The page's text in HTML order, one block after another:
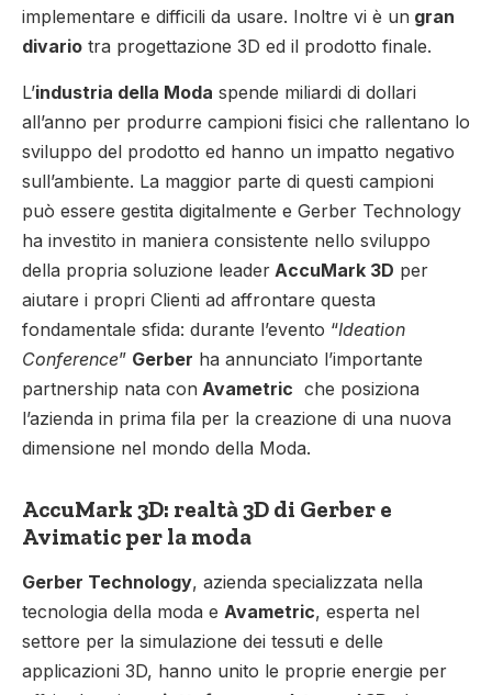
implementare e difficili da usare. Inoltre vi è un gran
divario tra progettazione 3D ed il prodotto finale.
L’industria della Moda spende miliardi di dollari
all’anno per produrre campioni fisici che rallentano lo
sviluppo del prodotto ed hanno un impatto negativo
sull’ambiente. La maggior parte di questi campioni
può essere gestita digitalmente e Gerber Technology
ha investito in maniera consistente nello sviluppo
della propria soluzione leader AccuMark 3D per
aiutare i propri Clienti ad affrontare questa
fondamentale sfida: durante l’evento “Ideation
Conference” Gerber ha annunciato l’importante
partnership nata con Avametric che posiziona
l’azienda in prima fila per la creazione di una nuova
dimensione nel mondo della Moda.
AccuMark 3D: realtà 3D di Gerber e
Avimatic per la moda
Gerber Technology, azienda specializzata nella
tecnologia della moda e Avametric, esperta nel
settore per la simulazione dei tessuti e delle
applicazioni 3D, hanno unito le proprie energie per